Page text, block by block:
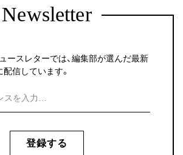
Newsletter
ースレターでは、編集部が選んだ最新
信しています。
登録する